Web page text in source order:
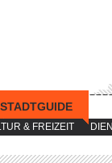
& FREIZEIT
STADTGUIDE